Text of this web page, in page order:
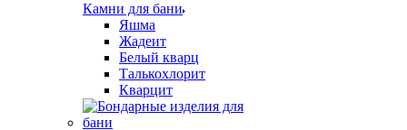
Камни для бани
Яшма
Жадеит
Белый кварц
Талькохлорит
Кварцит